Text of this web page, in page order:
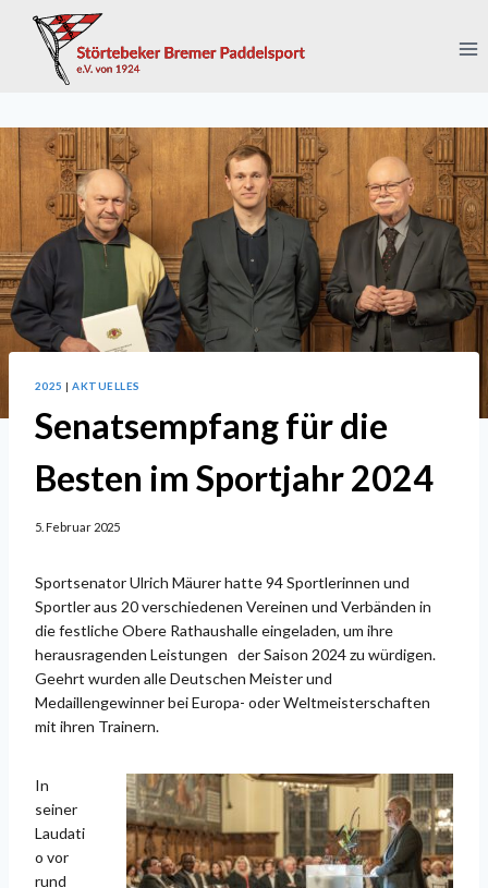
Inhalt
springen
2025 |AKTUELLES
Senatsempfang für die
Besten im Sportjahr 2024
5. Februar 2025
Sportsenator Ulrich Mäurer hatte 94 Sportlerinnen und
Sportler aus 20 verschiedenen Vereinen und Verbänden in
die festliche Obere Rathaushalle eingeladen, um ihre
herausragenden Leistungen der Saison 2024 zu würdigen.
Geehrt wurden alle Deutschen Meister und
Medaillengewinner bei Europa- oder Weltmeisterschaften
mit ihren Trainern.
In
seiner
Laudati
o vor
rund